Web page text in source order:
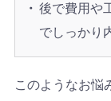
後で費用や
でしっかり
このようなお悩